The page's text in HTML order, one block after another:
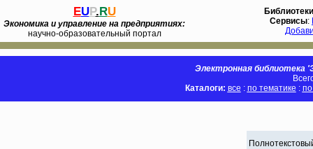
EUP.RU
Экономика и управление на предприятиях:
научно-образовательный портал
Библиотеки
Сервисы:
Электронная библиотека
Каталоги: все : по тематике :